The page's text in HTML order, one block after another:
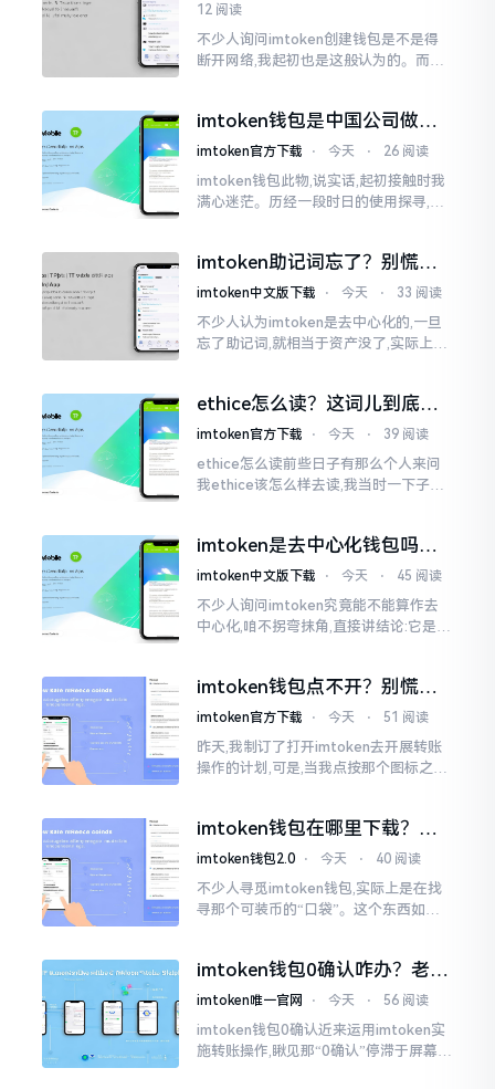
12 阅读
不少人询问imtoken创建钱包是不是得
断开网络,我起初也是这般认为的。而后
人攻击
imtoken钱包是中国公司做的
吗？一文说清楚
imtoken官方下载 ⋅ 今天 ⋅ 26 阅读
imtoken钱包此物,说实话,起初接触时我
满心迷茫。历经一段时日的使用探寻,我
李鹏
imtoken助记词忘了？别慌，
这招能救你
imtoken中文版下载 ⋅ 今天 ⋅ 33 阅读
不少人认为imtoken是去中心化的,一旦
忘了助记词,就相当于资产没了,实际上这
于网络连接状态
ethice怎么读？这词儿到底念
啥，别搞错了
imtoken官方下载 ⋅ 今天 ⋅ 39 阅读
ethice怎么读前些日子有那么个人来问
我ethice该怎么样去读,我当时一下子就
呢拼写方面却少了一个字母
imtoken是去中心化钱包吗？
看完这篇不踩坑
imtoken中文版下载 ⋅ 今天 ⋅ 45 阅读
不少人询问imtoken究竟能不能算作去
中心化,咱不拐弯抹角,直接讲结论:它是一
imtoken钱包点不开？别慌，
试试这几招
imtoken官方下载 ⋅ 今天 ⋅ 51 阅读
昨天,我制订了打开imtoken去开展转账
操作的计划,可是,当我点按那个图标之后,
imtoken钱包在哪里下载？老
手教你几招避坑
imtoken钱包2.0 ⋅ 今天 ⋅ 40 阅读
不少人寻觅imtoken钱包,实际上是在找
寻那个可装币的“口袋”。这个东西如今
持。
imtoken钱包0确认咋办？老手
教你几招快速解决
imtoken唯一官网 ⋅ 今天 ⋅ 56 阅读
imtoken钱包0确认近来运用imtoken实
施转账操作,瞅见那“0确认”停滞于屏幕之